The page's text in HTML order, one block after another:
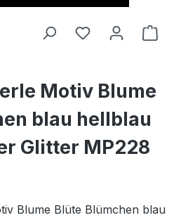
Du hast 0
Motiv Blume
blau hellblau
Glitter MP228